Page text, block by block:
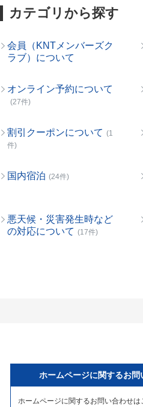
カテゴリから探す
会員（KNTメンバーズク
ラブ）について
オンライン予約について
(27件)
割引クーポンについて (1
件)
国内宿泊 (24件)
悪天候・災害発生時など
の対応について (17件)
ホームページに関するお問
ホームページに関するお問い合わせは